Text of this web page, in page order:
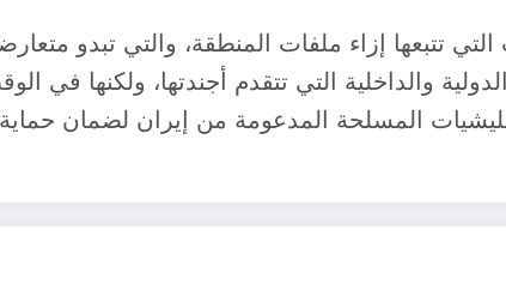
تتبعها إزاء ملفات المنطقة، والتي تبدو
والداخلية التي تتقدم أجندتها، ولكنها في
المسلحة المدعومة من إيران لضمان حماية